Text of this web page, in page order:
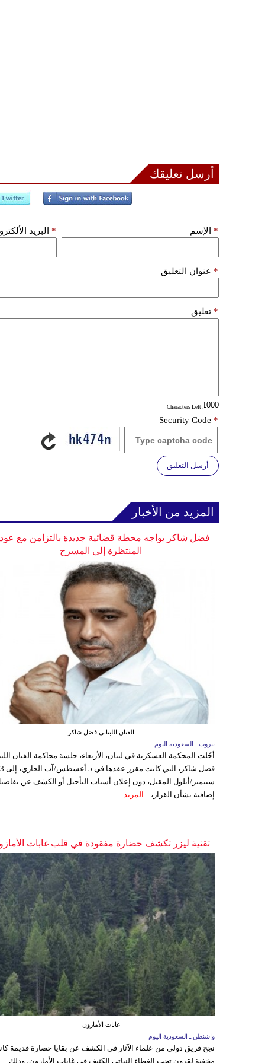
أرسل تعليقك
الإسم * البريد *
عنوان التعليق *
تعليق *
: Characters Left
Security Code *
أرسل التعليق
المزيد من الأخبار
فضل شاكر يواجه محطة قضائية جديدة بالتزامن مع
المنتظرة إلى المسرح
الفنان اللبناني فضل شاكر
بيروت ـ السعودية اليوم
أجّلت المحكمة العسكرية في لبنان، الأربعاء، جلسة محاكمة الفنان
فضل شاكر، التي
سبتمبر/أيلول المقبل، دون إعلان أسباب التأجيل أو الكشف عن
إضافية بشأن القرار، ... المزيد
تقنية ليزر تكشف حضارة مفقودة في قلب غابات
غابات الأمازون
واشنطن ـ السعودية اليوم
نجح فريق دولي من علماء الآثار في الكشف عن بقايا حضارة قديمة
مخفية لقرون تحت الغطاء النباتي الكثيف في غابات الأمازون، وذلك